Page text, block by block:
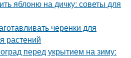
яблоню на дичку: советы для
черенки для
растений
перед укрытием на зиму: